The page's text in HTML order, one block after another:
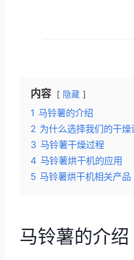
内容 隐藏
1 马铃薯的介绍
2 为什么选择我们的干燥
3 马铃薯干燥过程
4 马铃薯烘干机的应用
5 马铃薯烘干机相关产品
马铃薯的介绍